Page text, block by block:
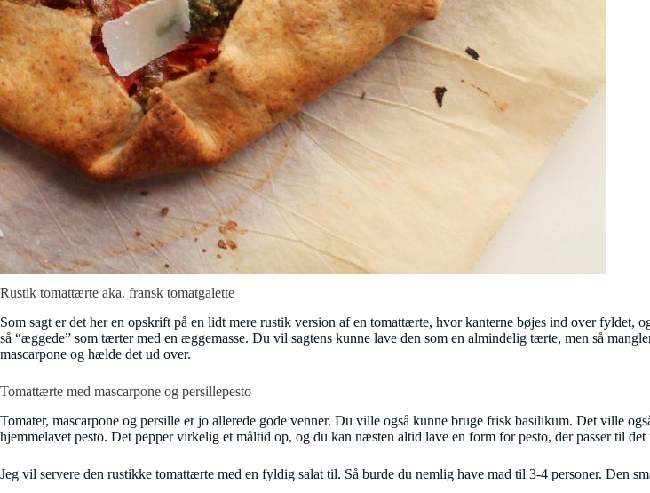
Rustik tomattærte aka. fransk tomatgalette
Som sagt er det her en opskrift på en lidt mere rustik version af en tomattærte, hvor kanterne bøjes ind over
så “æggede” som tærter med en æggemasse. Du vil sagtens kunne lave den som en almindelig tærte, men så
mascarpone og hælde det ud over.
Tomattærte med mascarpone og persillepesto
Tomater, mascarpone og persille er jo allerede gode venner. Du ville også kunne bruge frisk basilikum. Det ville
hjemmelavet pesto. Det pepper virkelig et måltid op, og du kan næsten altid lave en form for pesto, der passer til det
Jeg vil servere den rustikke tomattærte med en fyldig salat til. Så burde du nemlig have mad til 3-4 personer. Den